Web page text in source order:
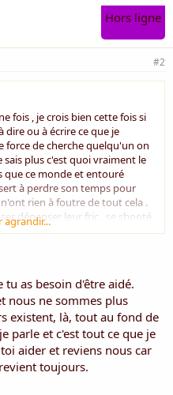
Hors ligne
#2
fois , je crois bien cette fois si
dire ou à écrire ce que je
force de cherche quelqu'un on
sais plus c'est quoi vraiment le
que ce monde et entouré
à perdre son temps pour
rien à foutre de tout cela .
dépenser leur fric , se shooté
juste qu'a plus savoir au il
allez me dire oui c'est notre
connerie . ma liberté c'est
tristesse , vus que je serai
pourrie chacun instant de
, pour qui pour quoi ce son
pour la passion de l'écriture
poésie mon aspiration elle est
sentiment et non d'un autre
j'ai pas besoin qu'on me dise
agrandir...
tu as besoin d'être aidé.
nous ne sommes plus
existent, là, tout au fond de
parle et c'est tout ce que je
aider et reviens nous car
toujours.